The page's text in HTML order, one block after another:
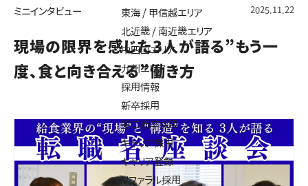
東海 / 甲信越エリア
北近畿 / 南近畿エリア
中四国エリア
九州エリア
採用情報
新卒採用
第二新卒採用
キャリア採用
キャリア登録
リファラル採用
ミニインタビュー 2025.11.22
現場の限界を感じた3人が語る”もう一
度、食と向き合える”働き方